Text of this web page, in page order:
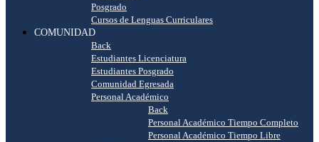
Posgrado
Cursos de Lenguas Curriculares
COMUNIDAD
Back
Estudiantes Licenciatura
Estudiantes Posgrado
Comunidad Egresada
Personal Académico
Back
Personal Académico Tiempo Completo
Personal Académico Tiempo Libre